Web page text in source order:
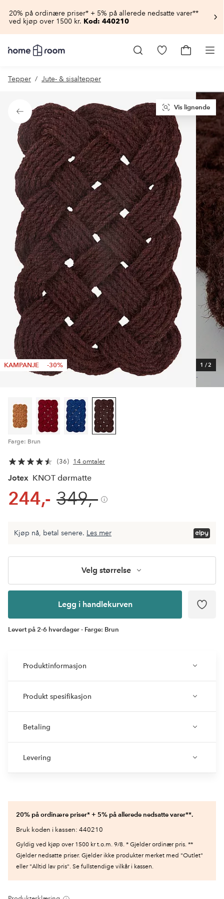
20% på ordinære priser* + 5% på allerede nedsatte varer**
ved kjøp over 1500 kr. Kod: 440210
Homeroom
–
hjemmet
pris
Gå
Gå
Tepper Jute- & sisaltepper
Tilbake
KAMPANJE -30% 1 /2
Vis lignende
Farge: Brun
36 14 omtaler
Jotex KNOT dørmatte
244,- 349,-
Legg i
Kjøp nå, betal senere. Les mer
Velg størrelse
Legg i handlekurven
Levert på 2-6 hverdager - Farge: Brun
Produktinformasjon
Produkt spesifikasjon
Betaling
Levering
20% på ordinære priser* + 5% på allerede nedsatte varer**.
Bruk koden i kassen: 440210
Gyldig ved kjøp over 1500 kr t.o.m. 9/8. * Gjelder ordinær pris. **
Gjelder nedsatte priser. Gjelder ikke produkter merket med "Outlet"
eller "Alltid lav pris". Se fullstendige vilkår i kassen.